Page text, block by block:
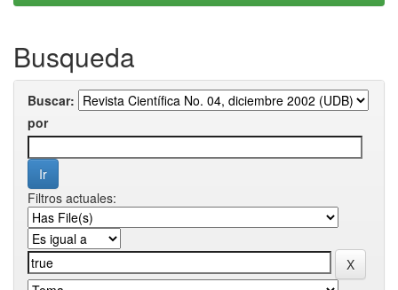
Busqueda
Buscar:
por
Filtros actuales: